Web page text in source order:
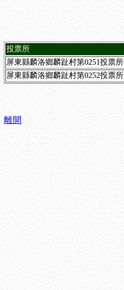
投票所
屏東縣麟洛鄉麟趾村第0251投票所
屏東縣麟洛鄉麟趾村第0252投票所
離開